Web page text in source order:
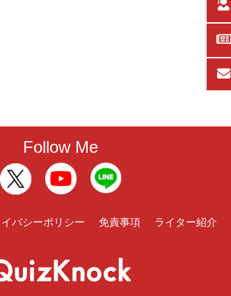
Follow Me
バシーポリシー 免責事項 ライター紹介